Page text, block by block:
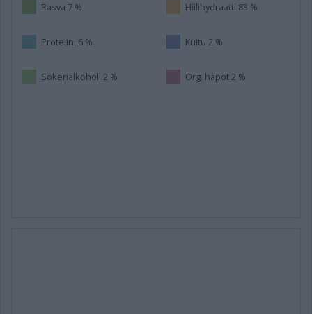
Rasva 7 % Hiilihydraatti 83 %
Proteiini 6 % Kuitu 2 %
Sokerialkoholi 2 % Org. hapot 2 %